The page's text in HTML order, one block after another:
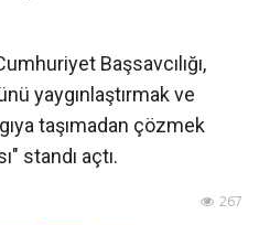
Başsavcılığı,
yaygınlaştırmak ve
taşımadan çözmek
standı açtı.
267